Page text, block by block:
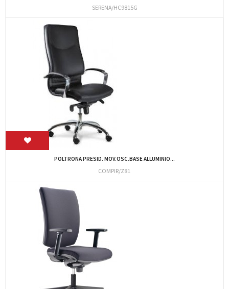
SERENA/HC9815G
POLTRONA PRESID. MOV.OSC.BASE ALLUMINIO...
COMPIR/Z81